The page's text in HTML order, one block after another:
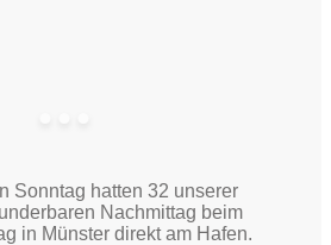
Sonntag hatten 32 unserer
Nachmittag beim
in Münster direkt am Hafen.